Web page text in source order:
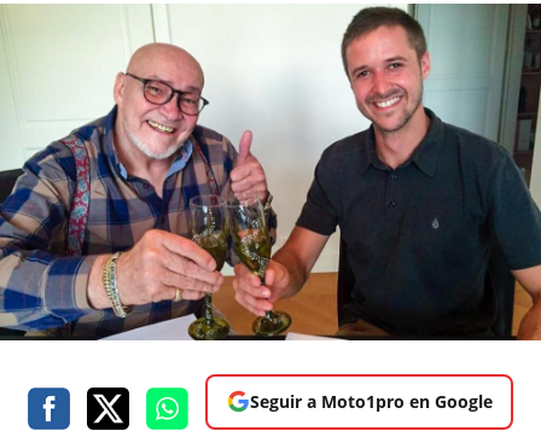
Seguir a Moto1pro en Google